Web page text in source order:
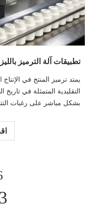
يمتد ترميز المنتج في
التقليدية المتمثلة في تاريخ
بشكل مباشر على رغبات